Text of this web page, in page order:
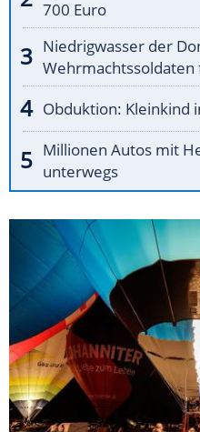
700 Euro
Niedrigwasser der
Wehrmachtssoldaten
Obduktion: Kleinkind
Millionen Autos mit
unterwegs